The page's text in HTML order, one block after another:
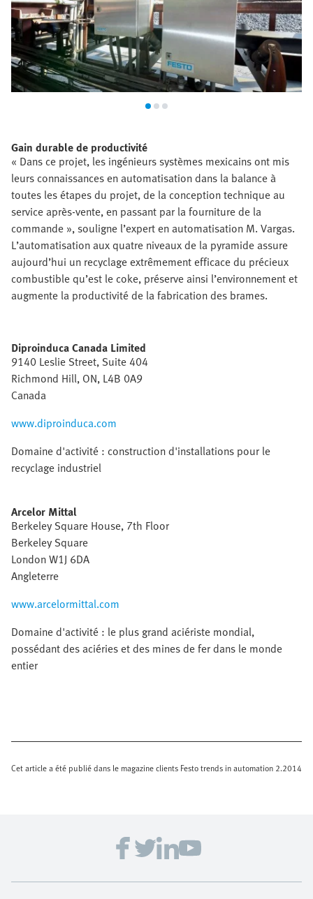
Gain durable de productivité
« Dans ce projet, les ingénieurs systèmes mexicains ont mis
leurs connaissances en automatisation dans la balance à
toutes les étapes du projet, de la conception technique au
service après-vente, en passant par la fourniture de la
commande », souligne l’expert en automatisation M. Vargas.
L’automatisation aux quatre niveaux de la pyramide assure
aujourd’hui un recyclage extrêmement efficace du précieux
combustible qu’est le coke, préserve ainsi l’environnement et
augmente la productivité de la fabrication des brames.
Diproinduca Canada Limited
9140 Leslie Street, Suite 404
Richmond Hill, ON, L4B 0A9
Canada
www.diproinduca.com
Domaine d'activité : construction d'installations pour le
recyclage industriel
Arcelor Mittal
Berkeley Square House, 7th Floor
Berkeley Square
London W1J 6DA
Angleterre
www.arcelormittal.com
Domaine d'activité : le plus grand aciériste mondial,
possédant des aciéries et des mines de fer dans le monde
entier
Cet article a été publié dans le magazine clients Festo trends in automation 2.2014